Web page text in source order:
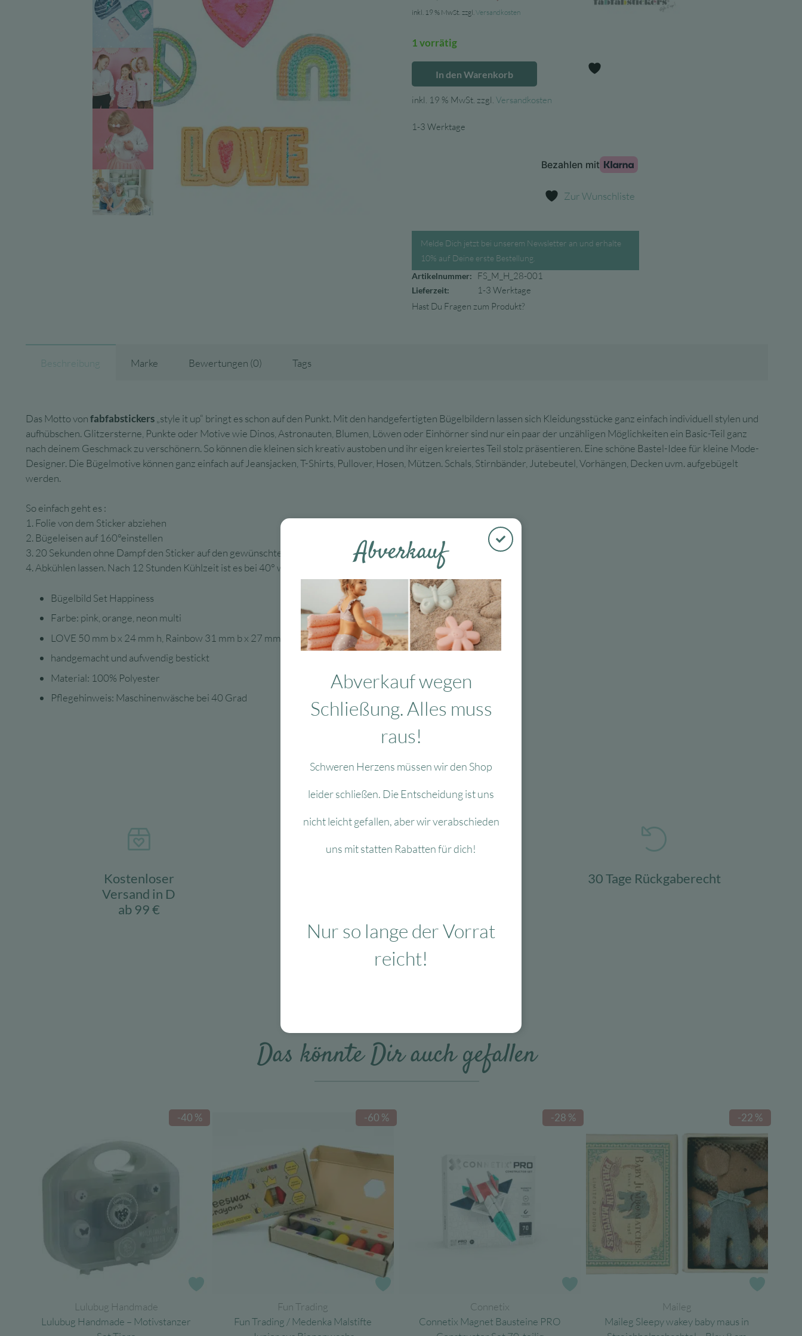
Preis
10,90 € 6,55 €.
inkl. 19 % MwSt. zzgl. Versandkosten
1 vorrätig
Fabfab
-
Set
In den Warenkorb
inkl. 19 % MwSt. zzgl. Versandkosten
1-3 Werktage
Zur Wunschliste
Melde Dich jetzt bei unserem Newsletter an und erhalte
10% auf Deine erste Bestellung.
Artikelnummer:
FS_M_H_28-001
Lieferzeit:
1-3 Werktage
Hast Du Fragen zum Produkt?
Beschreibung Marke Bewertungen (0) Tags
Das Motto vonfabfabstickers„style it up“ bringt es schon auf den Punkt. Mit den handgefertigten Bügelbildern lassen sich Kleidungsstücke ganz einfach individuell stylen und
aufhübschen. Glitzersterne, Punkte oder Motive wie Dinos, Astronauten, Blumen, Löwen oder Einhörner sind nur ein paar der unzähligen Möglichkeiten ein Basic-Teil ganz
nach deinem Geschmack zu verschönern. So können die kleinen sich kreativ austoben und ihr eigen kreiertes Teil stolz präsentieren. Eine schöne Bastel-Idee für kleine Mode-
Designer. Die Bügelmotive können ganz einfach auf Jeansjacken, T-Shirts, Pullover, Hosen, Mützen. Schals, Stirnbänder, Jutebeutel, Vorhängen, Decken uvm. aufgebügelt
werden.
So einfach geht es :
1. Folie von dem Sticker abziehen
2. Bügeleisen auf 160°einstellen
3. 20 Sekunden ohne Dampf den Sticker auf den gewünschten Stoff oder Kleidungsstück pressen.
4. Abkühlen lassen. Nach 12 Stunden Kühlzeit ist es bei 40° waschbar
Bügelbild Set Happiness
Farbe: pink, orange, neon multi
LOVE 50 mm b x 24 mm h, Rainbow 31 mm b x 27 mm h, Peace sign Ø 30 mm, Smiley Ø 29 mm
handgemacht und aufwendig bestickt
Material: 100% Polyester
Pflegehinweis: Maschinenwäsche bei 40 Grad
Kostenloser
Versand in D
ab 99 €
30 Tage Rückgaberecht
Das könnte Dir auch gefallen
-40 %
Lulubug Handmade
Lulubug Handmade – Motivstanzer
-60 %
Fun Trading
Fun Trading / Medenka Malstifte
-28 %
Connetix
Connetix Magnet Bausteine PRO
-22 %
Maileg
Maileg Sleepy wakey baby maus in
Abverkauf
Abverkauf wegen
Schließung. Alles muss
raus!
Schweren Herzens müssen wir den Shop
leider schließen. Die Entscheidung ist uns
nicht leicht gefallen, aber wir verabschieden
uns mit statten Rabatten für dich!
Nur so lange der Vorrat
reicht!